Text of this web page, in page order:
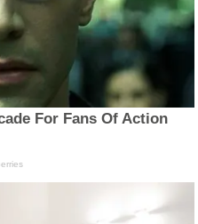
For Fans Of Action